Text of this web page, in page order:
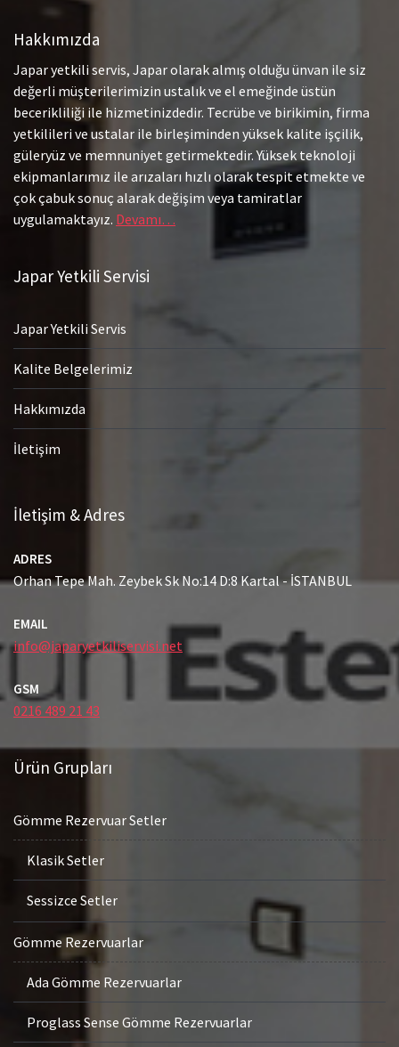
Hakkımızda
Japar yetkili servis, Japar olarak almış olduğu ünvan ile siz
değerli müşterilerimizin ustalık ve el emeğinde üstün
becerikliliği ile hizmetinizdedir. Tecrübe ve birikimin, firma
yetkilileri ve ustalar ile birleşiminden yüksek kalite işçilik,
güleryüz ve memnuniyet getirmektedir. Yüksek teknoloji
ekipmanlarımız ile arızaları hızlı olarak tespit etmekte ve
çok çabuk sonuç alarak değişim veya tamiratlar
uygulamaktayız. Devamı…
Japar Yetkili Servisi
Japar Yetkili Servis
Kalite Belgelerimiz
Hakkımızda
İletişim
İletişim & Adres
ADRES
Orhan Tepe Mah. Zeybek Sk No:14 D:8 Kartal - İSTANBUL
EMAIL
info@japaryetkiliservisi.net
GSM
0216 489 21 43
Ürün Grupları
Gömme Rezervuar Setler
Klasik Setler
Sessizce Setler
Gömme Rezervuarlar
Ada Gömme Rezervuarlar
Proglass Sense Gömme Rezervuarlar